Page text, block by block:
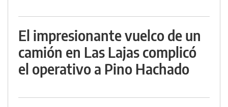
El impresionante vuelco de un
camión en Las Lajas complicó
el operativo a Pino Hachado